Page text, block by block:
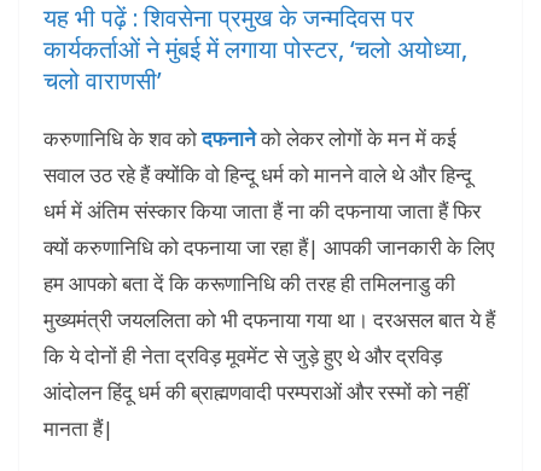
यह भी पढ़ें : शिवसेना प्रमुख के जन्मदिवस पर
कार्यकर्ताओं ने मुंबई में लगाया पोस्‍टर, ‘चलो अयोध्‍या,
चलो वाराणसी’
करुणानिधि के शव कोदफनानेको लेकर लोगों के मन में कई
सवाल उठ रहे हैं क्योंकि वो हिन्दू धर्म को मानने वाले थे और हिन्दू
धर्म में अंतिम संस्कार किया जाता हैं ना की दफनाया जाता हैं फिर
क्यों करुणानिधि को दफनाया जा रहा हैं| आपकी जानकारी के लिए
हम आपको बता दें कि करूणानिधि की तरह ही तमिलनाडु की
मुख्यमंत्री जयललिता को भी दफनाया गया था। दरअसल बात ये हैं
कि ये दोनों ही नेता द्रविड़ मूवमेंट से जुड़े हुए थे और द्रविड़
आंदोलन हिंदू धर्म की ब्राह्मणवादी परम्पराओं और रस्मों को नहीं
मानता हैं|